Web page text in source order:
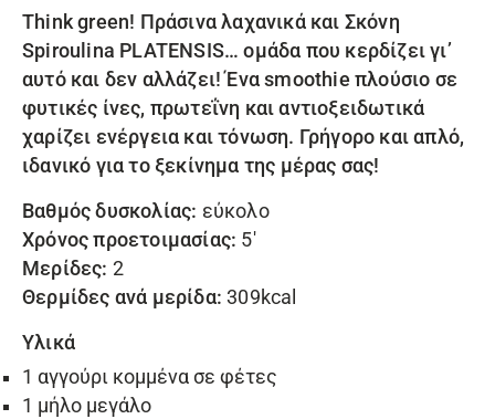
Think green! Πράσινα λαχανικά και Σκόνη
Spiroulina PLATENSIS… ομάδα που κερδίζει γι’
αυτό και δεν αλλάζει! Ένα smoothie πλούσιο σε
φυτικές ίνες, πρωτεΐνη και αντιοξειδωτικά
χαρίζει ενέργεια και τόνωση. Γρήγορο και απλό,
ιδανικό για το ξεκίνημα της μέρας σας!
Βαθμός δυσκολίας: εύκολο
Χρόνος προετοιμασίας: 5′
Μερίδες: 2
Θερμίδες ανά μερίδα: 309kcal
Υλικά
1 αγγούρι κομμένα σε φέτες
1 μήλο μεγάλο